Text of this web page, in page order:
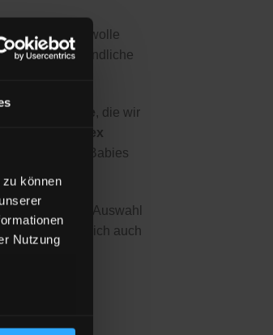
können
Nutzung
aus Bio-Baumwolle
umweltfreundliche
, die wir
Öko-Tex
und Babies
Du nicht zur Auswahl
natürlich auch